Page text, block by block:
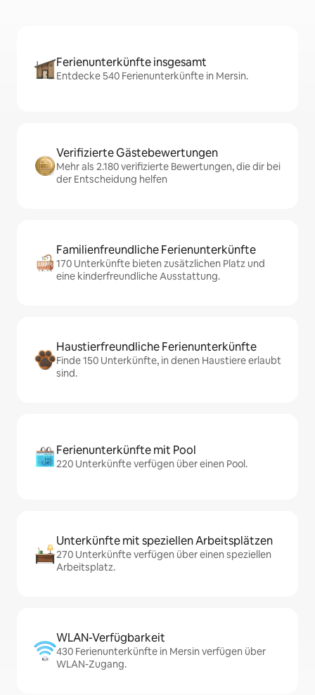
Ferienunterkünfte insgesamt
Entdecke 540 Ferienunterkünfte in Mersin.
Verifizierte Gästebewertungen
Mehr als 2.180 verifizierte Bewertungen, die dir bei
der Entscheidung helfen
Familienfreundliche Ferienunterkünfte
170 Unterkünfte bieten zusätzlichen Platz und
eine kinderfreundliche Ausstattung.
Haustierfreundliche Ferienunterkünfte
Finde 150 Unterkünfte, in denen Haustiere erlaubt
sind.
Ferienunterkünfte mit Pool
220 Unterkünfte verfügen über einen Pool.
Unterkünfte mit speziellen Arbeitsplätzen
270 Unterkünfte verfügen über einen speziellen
Arbeitsplatz.
WLAN-Verfügbarkeit
430 Ferienunterkünfte in Mersin verfügen über
WLAN-Zugang.